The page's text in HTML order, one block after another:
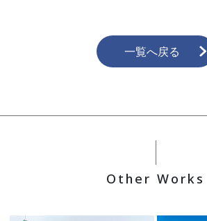
一覧へ戻る
Other Works